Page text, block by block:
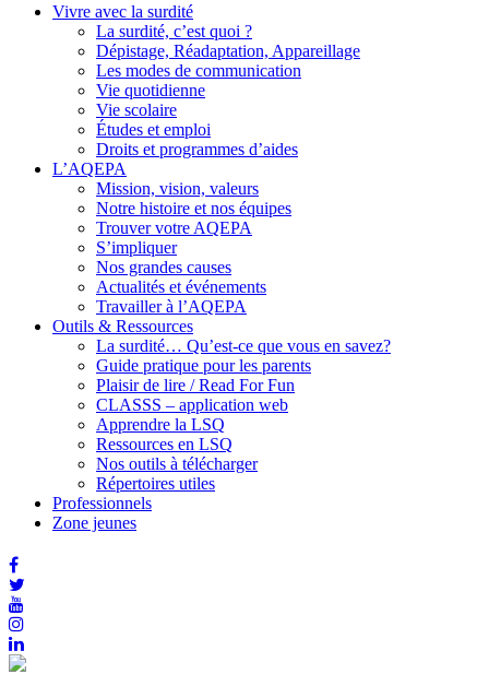
Vivre avec la surdité
La surdité, c’est quoi ?
Dépistage, Réadaptation, Appareillage
Les modes de communication
Vie quotidienne
Vie scolaire
Études et emploi
Droits et programmes d’aides
L’AQEPA
Mission, vision, valeurs
Notre histoire et nos équipes
Trouver votre AQEPA
S’impliquer
Nos grandes causes
Actualités et événements
Travailler à l’AQEPA
Outils & Ressources
La surdité… Qu’est-ce que vous en savez?
Guide pratique pour les parents
Plaisir de lire / Read For Fun
CLASSS – application web
Apprendre la LSQ
Ressources en LSQ
Nos outils à télécharger
Répertoires utiles
Professionnels
Zone jeunes